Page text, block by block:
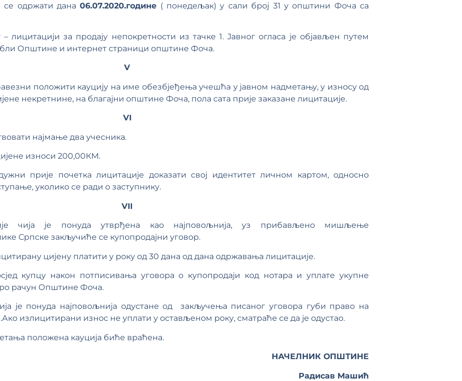
се одржати дана06.07.2020.године ( понедељак) у сали број 31 у општини Фоча са
лицитацији за продају непокретности из тачке 1. Јавног огласа је објављен путем
Општине и интернет страници општине Фоча.
V
положити кауцију на име обезбјеђења учешћа у јавном надметању, у износу од
некретнине, на благајни општине Фоча, пола сата прије заказане лицитације.
VI
најмање два учесника.
износи 200,00КМ.
прије почетка лицитације доказати свој идентитет личном картом, односно
уколико се ради о заступнику.
VII
чија је понуда утврђена као најповољнија, уз прибављено мишљење
Српске закључиће се купопродајни уговор.
цијену платити у року од 30 дана од дана одржавања лицитације.
купцу након потписивања уговора о купопродаји код нотара и уплате укупне
рачун Општине Фоча.
је понуда најповољнија одустане од закључења писаног уговора губи право на
излицитирани износ не уплати у остављеном року, сматраће се да је одустао.
положена кауција биће враћена.
НАЧЕЛНИК ОПШТИНЕ
Радисав Машић